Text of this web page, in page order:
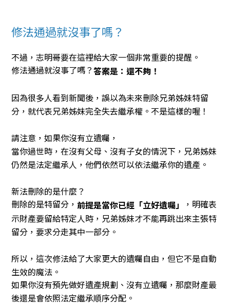
修法通過就沒事了嗎？
不過，志明哥要在這裡給大家一個非常重要的提醒。
修法通過就沒事了嗎？答案是：還不夠！
因為很多人看到新聞後，誤以為未來刪除兄弟姊妹特留
分，就代表兄弟姊妹完全失去繼承權。不是這樣的喔！
請注意，如果你沒有立遺囑，
當你過世時，在沒有父母、沒有子女的情況下，兄弟姊妹
仍然是法定繼承人，他們依然可以依法繼承你的遺產。
新法刪除的是什麼？
刪除的是特留分， 前提是當你已經「立好遺囑」
，明確表
示財產要留給特定人時，兄弟姊妹才不能再跳出來主張特
留分，要求分走其中一部分。
所以，這次修法給了大家更大的遺囑自由，但它不是自動
生效的魔法。
如果你沒有預先做好遺產規劃、沒有立遺囑，那麼財產最
後還是會依照法定繼承順序分配。